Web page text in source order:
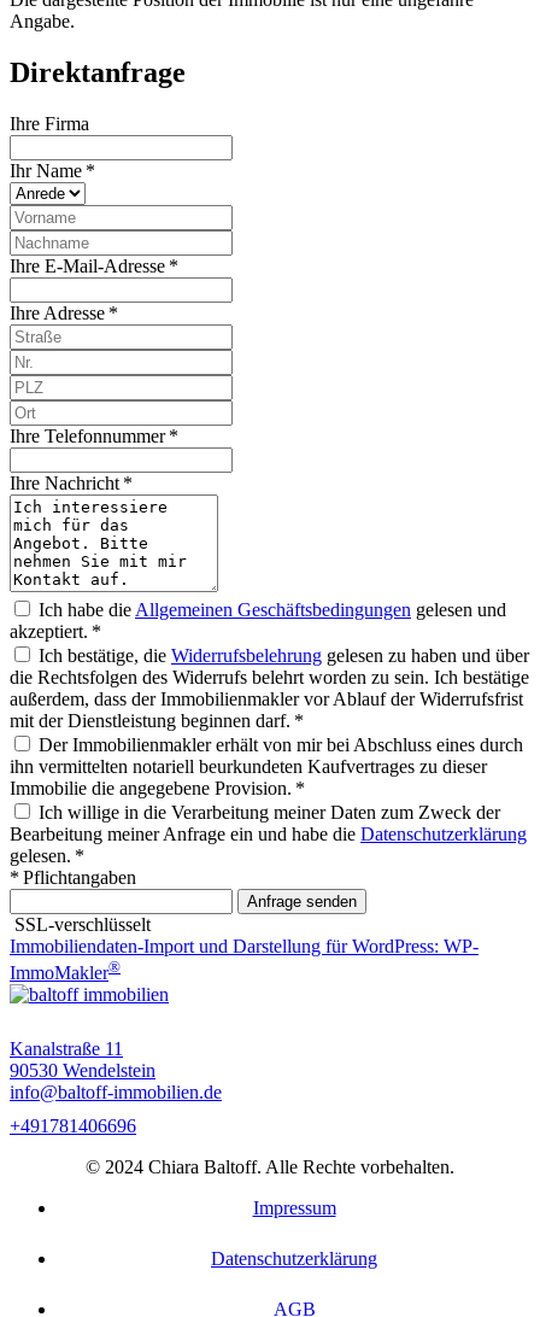
Angabe.
Direktanfrage
Ihre Firma
Ihr Name *
Ihre E-Mail-Adresse *
Ihre Adresse *
Ihre Telefonnummer *
Ihre Nachricht *
Ich habe die Allgemeinen Geschäftsbedingungen gelesen und
akzeptiert. *
Ich bestätige, die Widerrufsbelehrung gelesen zu haben und über
die Rechtsfolgen des Widerrufs belehrt worden zu sein. Ich bestätige
außerdem, dass der Immobilienmakler vor Ablauf der Widerrufsfrist
mit der Dienstleistung beginnen darf. *
Der Immobilienmakler erhält von mir bei Abschluss eines durch
ihn vermittelten notariell beurkundeten Kaufvertrages zu dieser
Immobilie die angegebene Provision. *
Ich willige in die Verarbeitung meiner Daten zum Zweck der
Bearbeitung meiner Anfrage ein und habe die Datenschutzerklärung
gelesen. *
* Pflichtangaben
Anfrage senden
SSL-verschlüsselt
Immobiliendaten-Import und Darstellung für WordPress: WP-
ImmoMakler®
Kanalstraße 11
90530 Wendelstein
info@baltoff-immobilien.de
+491781406696
© 2024 Chiara Baltoff. Alle Rechte vorbehalten.
Impressum
Datenschutzerklärung
AGB